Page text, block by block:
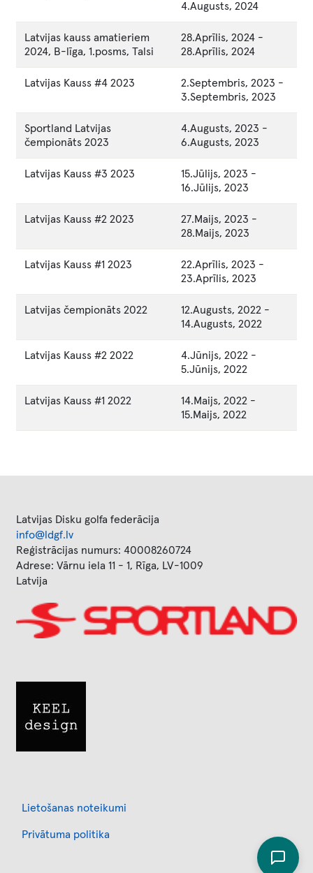
4.Augusts, 2024
Latvijas kauss amatieriem
2024, B-līga, 1.posms, Talsi
28.Aprīlis, 2024 -
28.Aprīlis, 2024
Latvijas Kauss #4 2023 2.Septembris, 2023 -
3.Septembris, 2023
Sportland Latvijas
čempionāts 2023
4.Augusts, 2023 -
6.Augusts, 2023
Latvijas Kauss #3 2023 15.Jūlijs, 2023 -
16.Jūlijs, 2023
Latvijas Kauss #2 2023 27.Maijs, 2023 -
28.Maijs, 2023
Latvijas Kauss #1 2023 22.Aprīlis, 2023 -
23.Aprīlis, 2023
Latvijas čempionāts 2022 12.Augusts, 2022 -
14.Augusts, 2022
Latvijas Kauss #2 2022 4.Jūnijs, 2022 -
5.Jūnijs, 2022
Latvijas Kauss #1 2022 14.Maijs, 2022 -
15.Maijs, 2022
Latvijas Disku golfa federācija
info@ldgf.lv
Reģistrācijas numurs: 40008260724
Adrese: Vārnu iela 11 - 1, Rīga, LV-1009
Latvija
Image
Lietošanas noteikumi
Privātuma politika